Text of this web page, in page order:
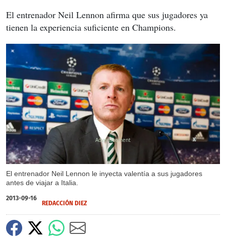
El entrenador Neil Lennon afirma que sus jugadores ya
tienen la experiencia suficiente en Champions.
El entrenador Neil Lennon le inyecta valentía a sus jugadores
antes de viajar a Italia.
X
2013-09-16
REDACCIÓN DIEZ